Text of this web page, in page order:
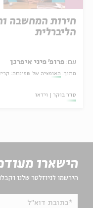
חירות המחשבה
הליברלית
עם: פרופ' פיני איפרגן
מתוך: האופציה של שפינוזה:
סדר בוקר וידאו
הישארו
הירשמו לניוזלטר שלנו
*כתובת דוא"ל